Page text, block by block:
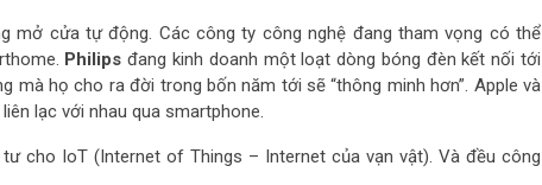
mở cửa tự động. Các công ty công nghệ đang tham vọng có thể
Philips đang kinh doanh một loạt dòng bóng đèn kết nối tới
mà họ cho ra đời trong bốn năm tới sẽ “thông minh hơn”. Apple và
lạc với nhau qua smartphone.
cho IoT (Internet of Things – Internet của vạn vật). Và đều công